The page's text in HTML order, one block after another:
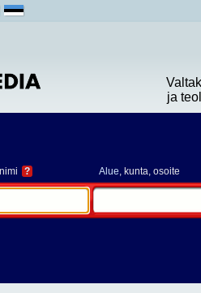
ja
? Alue, kunta, osoite